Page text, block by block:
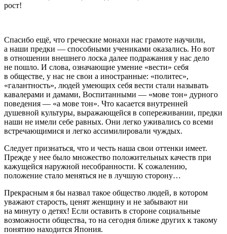
рост!
Спасибо ещё, что греческие монахи нас грамоте научили,
а наши предки — способными учениками оказались. Но вот
в отношении внешнего лоска далее подражания у нас дело
не пошло. И слова, означающие умение «вести» себя
в обществе, у нас не свои а иностранные: «политес»,
«галантность», людей умеющих себя вести стали называть
кавалерами и дамами, Воспитанными — «мове тон» дурного
поведения — «а мове тон». Что касается внутренней
душевной культуры, выражающейся в сопереживании, предки
наши не имели себе равных. Они легко уживались со всеми
встречающимися и легко ассимилировали чуждых.
Следует признаться, что и честь наша свои оттенки имеет.
Прежде у нее было множество положительных качеств при
кажущейся наружной несобранности. К сожалению,
положение стало меняться не в лучшую сторону…
Прекрасным я бы назвал такое общество людей, в котором
уважают старость, ценят женщину и не забывают ни
на минуту о детях! Если оставить в стороне социальные
возможности общества, то на сегодня ближе других к такому
понятию находится Япония.